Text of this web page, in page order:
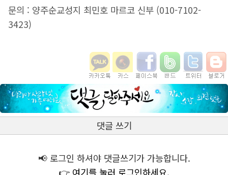
문의 : 양주순교성지 최민호 마르코 신부 (010-7102-
3423)
댓글 쓰기
📢 로그인 하셔야 댓글쓰기가 가능합니다.
👉 여기를 눌러 로그인하세요.